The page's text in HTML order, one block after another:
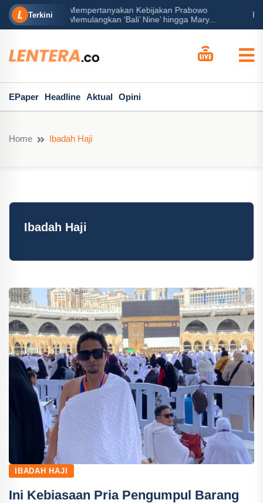
Terkini
Mary...
Peran Besar Tuhan…
EPaper Headline Aktual Opini
Home Ibadah Haji
Ibadah Haji
IBADAH HAJI
Ini Kebiasaan Pria Pengumpul Barang